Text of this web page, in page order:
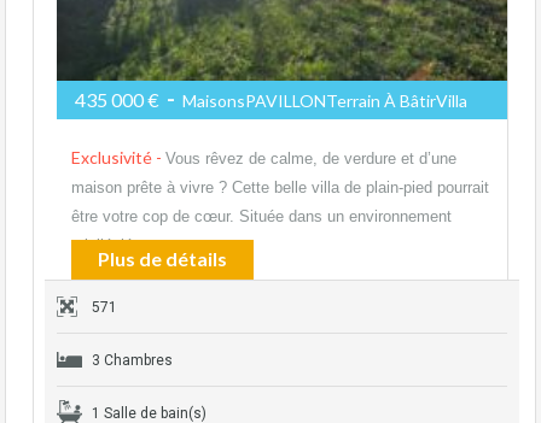
435 000 € - MaisonsPAVILLONTerrain À BâtirVilla
Exclusivité - Vous rêvez de calme, de verdure et d’une
maison prête à vivre ? Cette belle villa de plain-pied pourrait
être votre cop de cœur. Située dans un environnement
privilégié, au…
Plus de détails
571
3 Chambres
1 Salle de bain(s)